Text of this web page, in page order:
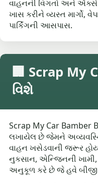
વાહનની વિગતો અને
ખાસ કરીને વ્યસ્ત માર્ગો,
પાર્કિંગની આસપાસ.
🏢 Scrap My
વિશે
Scrap My Car Bamber
લખાયેલ છે જેમને
વાહન ખસેડવાની જરૂર
નુકસાન, એન્જિનની
અનુકૂળ કરે છે જે હવે બીજી